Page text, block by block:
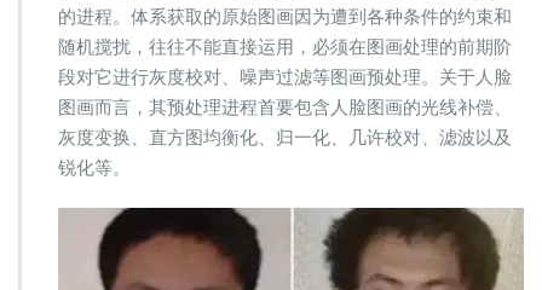
的进程。体系获取的原始图画因为遭到各种条件的约束和
随机搅扰，往往不能直接运用，必须在图画处理的前期阶
段对它进行灰度校对、噪声过滤等图画预处理。关于人脸
图画而言，其预处理进程首要包含人脸图画的光线补偿、
灰度变换、直方图均衡化、归一化、几许校对、滤波以及
锐化等。